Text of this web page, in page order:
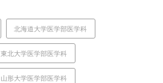
北海道大学医学部医学科
東北大学医学部医学科
山形大学医学部医学科